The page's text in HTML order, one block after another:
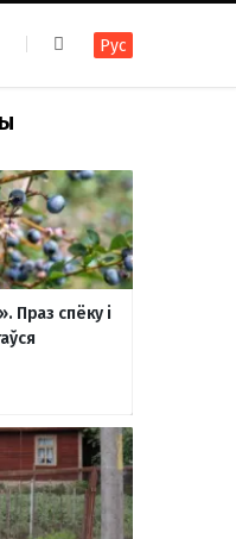
т
а
т
е
Рус
Праз спёку і